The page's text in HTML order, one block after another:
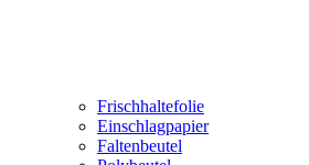
Frischhaltefolie
Einschlagpapier
Faltenbeutel